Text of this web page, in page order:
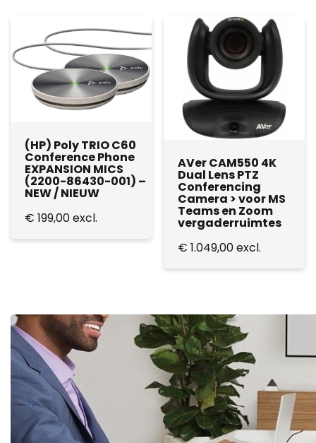
(HP) Poly TRIO C60
Conference Phone
EXPANSION MICS
(2200-86430-001) –
NEW / NIEUW
€ 199,00excl.
AVer CAM550 4K
Dual Lens PTZ
Conferencing
Camera > voor MS
Teams en Zoom
vergaderruimtes
€ 1.049,00excl.